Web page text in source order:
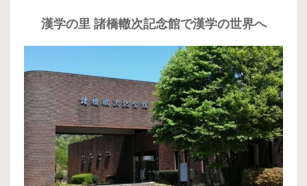
漢学の里 諸橋轍次記念館で漢学の世界へ